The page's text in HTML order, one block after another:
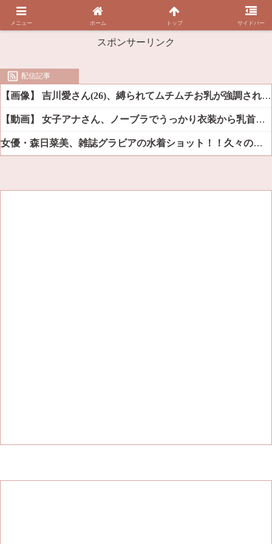
スポンサーリンク
配信記事
【画像】 吉川愛さん(26)、縛られてムチムチお乳が強調されてしまう
【動画】 女子アナさん、ノーブラでうっかり衣装から乳首が透けてしまう放送事故ｗｗｗ
女優・森日菜美、雑誌グラビアの水着ショット！！久々の姿にファン悶絶ｗｗ
メニュー ホーム トップ サイドバー